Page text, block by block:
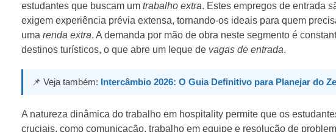
estudantes que buscam um trabalho extra. Estes empregos de entrada
exigem experiência prévia extensa, tornando-os ideais para quem
uma renda extra. A demanda por mão de obra neste segmento é
destinos turísticos, o que abre um leque de vagas de entrada.
📌 Veja também: Intercâmbio 2026: O Guia Definitivo para Planejar do
A natureza dinâmica do trabalho em hospitality permite que os
cruciais, como comunicação, trabalho em equipe e resolução de